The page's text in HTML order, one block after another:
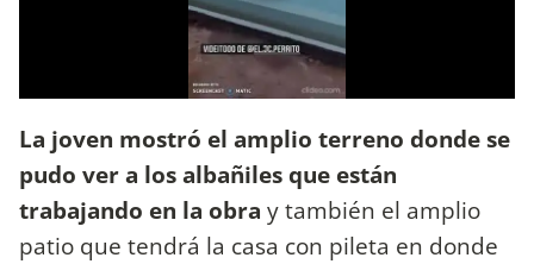
La joven mostró el amplio terreno donde se
pudo ver a los albañiles que están
trabajando en la obra y también el amplio
patio que tendrá la casa con pileta en donde